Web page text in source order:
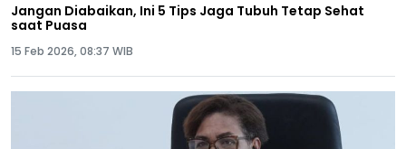
Jangan Diabaikan, Ini 5 Tips Jaga Tubuh Tetap Sehat
saat Puasa
15 Feb 2026, 08:37 WIB